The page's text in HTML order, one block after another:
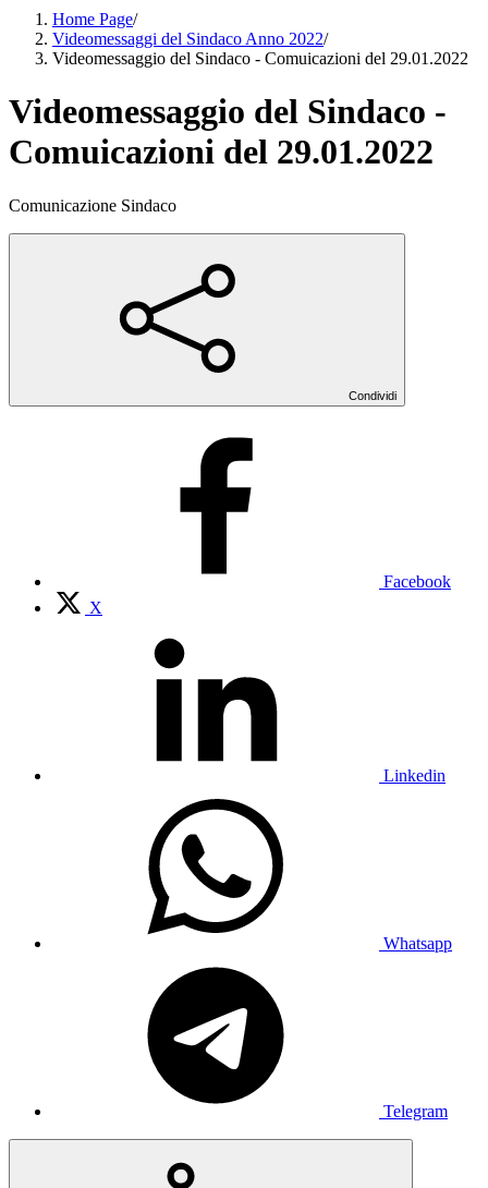
Home Page/
Videomessaggi del Sindaco Anno 2022/
Videomessaggio del Sindaco - Comuicazioni del 29.01.2022
Videomessaggio del Sindaco -
Comuicazioni del 29.01.2022
Comunicazione Sindaco
Condividi
Facebook
X
Linkedin
Whatsapp
Telegram